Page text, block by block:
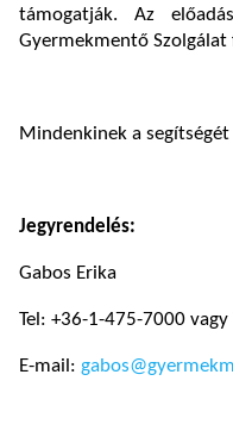
támogatják. Az
Gyermekmentő Szolgálat
Mindenkinek a
Jegyrendelés:
Gabos Erika
Tel: +36-1-475-7000
E-mail: